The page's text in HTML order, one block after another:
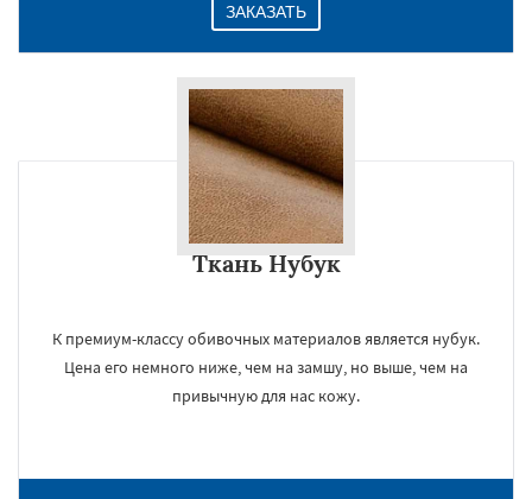
ЗАКАЗАТЬ
Ткань Нубук
К премиум-классу обивочных материалов является нубук.
Цена его немного ниже, чем на замшу, но выше, чем на
привычную для нас кожу.